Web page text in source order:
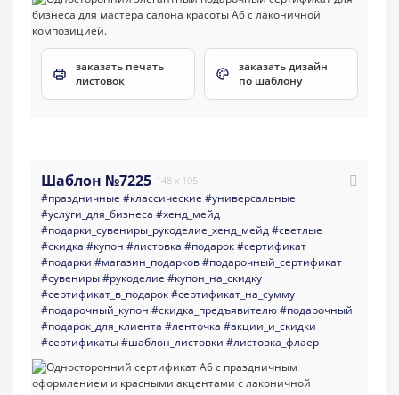
заказать печать
листовок
заказать дизайн
по шаблону
Шаблон №7225 148 x 105
#праздничные #классические #универсальные
#услуги_для_бизнеса #хенд_мейд
#подарки_сувениры_рукоделие_хенд_мейд#светлые
#скидка #купон #листовка #подарок#сертификат
#подарки #магазин_подарков#подарочный_сертификат
#сувениры#рукоделие #купон_на_скидку
#сертификат_в_подарок#сертификат_на_сумму
#подарочный_купон #скидка_предъявителю#подарочный
#подарок_для_клиента #ленточка #акции_и_скидки
#сертификаты#шаблон_листовки #листовка_флаер